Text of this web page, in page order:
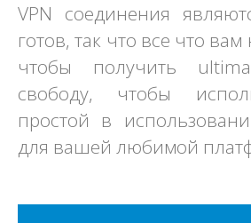
VPN соединения
готов, так что все что
чтобы получить
свободу, чтобы
простой в
для вашей любимой